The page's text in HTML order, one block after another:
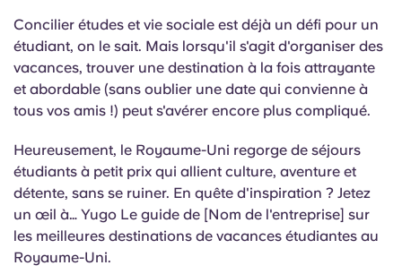
Compte Langue
English (GB)
English (US)
Chinese
Sélectionnez un pays
Sélectionnez une ville
Choisissez une résidence
Se connecter
Réservez maintenant
Italian French
Concilier études et vie sociale est déjà un défi pour un
étudiant, on le sait. Mais lorsqu'il s'agit d'organiser des
vacances, trouver une destination à la fois attrayante
et abordable (sans oublier une date qui convienne à
tous vos amis !) peut s'avérer encore plus compliqué.
Heureusement, le Royaume-Uni regorge de séjours
étudiants à petit prix qui allient culture, aventure et
détente, sans se ruiner. En quête d'inspiration ? Jetez
un œil à… Yugo Le guide de [Nom de l'entreprise] sur
les meilleures destinations de vacances étudiantes au
Royaume-Uni.